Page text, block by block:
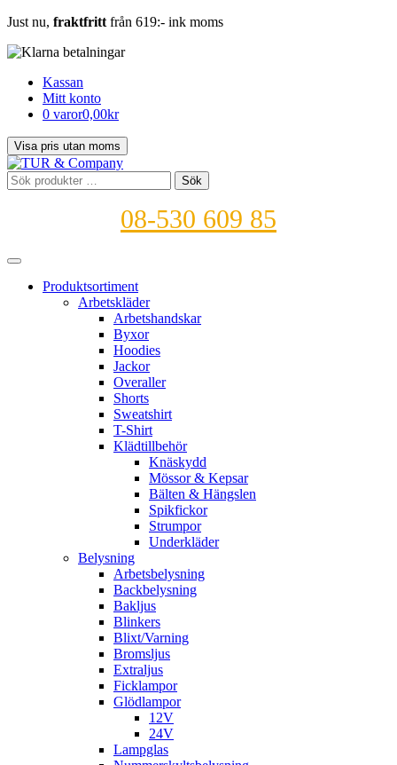
Just nu, fraktfritt från 619:- ink moms
Kassan
Mitt konto
0 varor0,00kr
Sök
efter:
Sök
08-530 609 85
Produktsortiment
Arbetskläder
Arbetshandskar
Byxor
Hoodies
Jackor
Overaller
Shorts
Sweatshirt
T-Shirt
Klädtillbehör
Knäskydd
Mössor & Kepsar
Bälten & Hängslen
Spikfickor
Strumpor
Underkläder
Belysning
Arbetsbelysning
Backbelysning
Bakljus
Blinkers
Blixt/Varning
Bromsljus
Extraljus
Ficklampor
Glödlampor
12V
24V
Lampglas